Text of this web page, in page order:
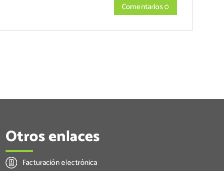
Comentarios 0
Otros enlaces
Facturación electrónica